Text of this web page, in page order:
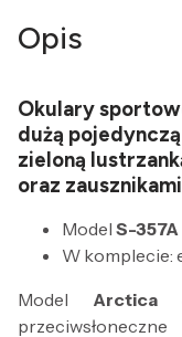
Opis
Okulary
dużą
zieloną
oraz zausznikami
Model S-357A
W komplecie:
Model Arctica